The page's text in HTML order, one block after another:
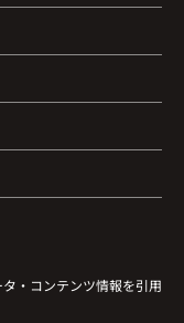
・コンテンツ情報を引用